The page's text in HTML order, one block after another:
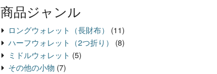
商品ジャンル
ロングウォレット（長財布）
(11)
ハーフウォレット（2つ折り）
(8)
ミドルウォレット (5)
その他の小物 (7)